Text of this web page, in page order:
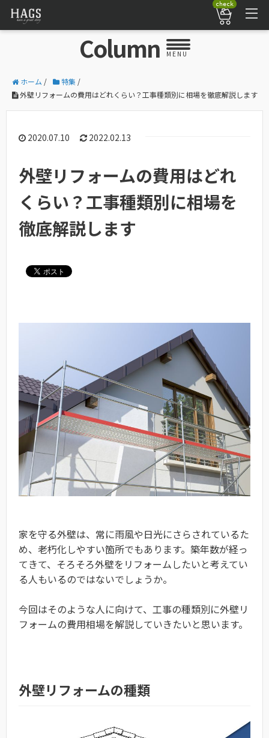
check
Column MENU
ホーム / 特集 /
外壁リフォームの費用はどれくらい？工事種類別に相場を徹底解説します
2020.07.10 2022.02.13
外壁リフォームの費用はどれ
くらい？工事種類別に相場を
徹底解説します
家を守る外壁は、常に雨風や日光にさらされているた
め、老朽化しやすい箇所でもあります。築年数が経っ
てきて、そろそろ外壁をリフォームしたいと考えてい
る人もいるのではないでしょうか。
今回はそのような人に向けて、工事の種類別に外壁リ
フォームの費用相場を解説していきたいと思います。
外壁リフォームの種類